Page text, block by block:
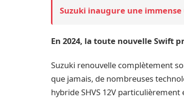
Suzuki inaugure une
En 2024, la toute nouvelle Swift
Suzuki renouvelle complètement
que jamais, de nombreuses
hybride SHVS 12V particulièrement